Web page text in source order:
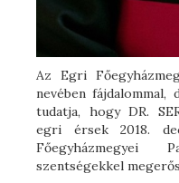
Az Egri
nevében
tudatja, hogy DR.
egri érsek 2018.
Főegyházmegyei
szentségekkel